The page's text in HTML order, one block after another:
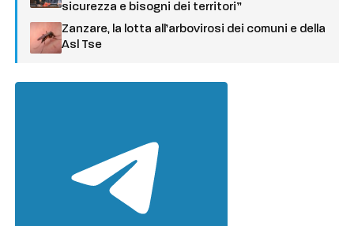
sicurezza e bisogni dei territori”
Zanzare, la lotta all’arbovirosi dei comuni e della
Asl Tse